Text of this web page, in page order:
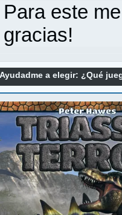
Para este
gracias!
Ayudadme a elegir: ¿Qué